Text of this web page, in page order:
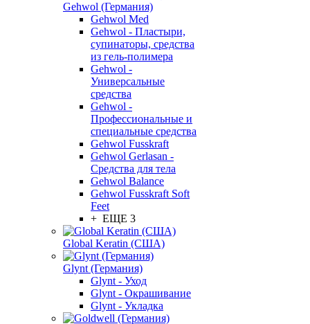
Gehwol (Германия)
Gehwol Med
Gehwol - Пластыри,
супинаторы, средства
из гель-полимера
Gehwol -
Универсальные
средства
Gehwol -
Профессиональные и
специальные средства
Gehwol Fusskraft
Gehwol Gerlasan -
Средства для тела
Gehwol Balance
Gehwol Fusskraft Soft
Feet
+ ЕЩЕ 3
Global Keratin (США)
Glynt (Германия)
Glynt - Уход
Glynt - Окрашивание
Glynt - Укладка